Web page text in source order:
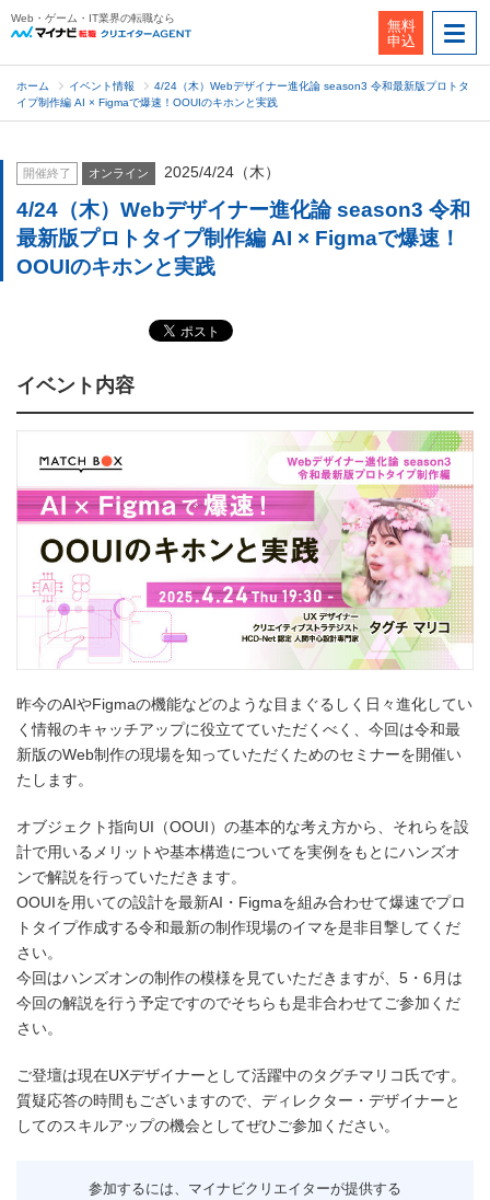
Web・ゲーム・IT業界の転職なら
無料
申込
ホーム イベント情報
4/24（木）Webデザイナー進化論 season3 令和最新版プロトタ
イプ制作編 AI × Figmaで爆速！OOUIのキホンと実践
開催終了 オンライン 2025/4/24（木）
4/24（木）Webデザイナー進化論 season3 令和
最新版プロトタイプ制作編 AI × Figmaで爆速！
OOUIのキホンと実践
イベント内容
昨今のAIやFigmaの機能などのような目まぐるしく日々進化してい
く情報のキャッチアップに役立てていただくべく、今回は令和最
新版のWeb制作の現場を知っていただくためのセミナーを開催い
たします。
オブジェクト指向UI（OOUI）の基本的な考え方から、それらを設
計で用いるメリットや基本構造についてを実例をもとにハンズオ
ンで解説を行っていただきます。
OOUIを用いての設計を最新AI・Figmaを組み合わせて爆速でプロ
トタイプ作成する令和最新の制作現場のイマを是非目撃してくだ
さい。
今回はハンズオンの制作の模様を見ていただきますが、5・6月は
今回の解説を行う予定ですのでそちらも是非合わせてご参加くだ
さい。
ご登壇は現在UXデザイナーとして活躍中のタグチマリコ氏です。
質疑応答の時間もございますので、ディレクター・デザイナーと
してのスキルアップの機会としてぜひご参加ください。